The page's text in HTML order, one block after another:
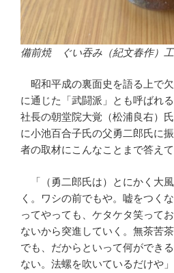
備前焼 ぐい吞み（紀文春作）
昭和平成の裏面史を語る上で
に通じた「武闘派」とも呼ばれ
社長の朝堂院大覚（松浦良右）
に小池百合子氏の父勇二郎氏に
者の取材にこんなことまで答えて
「（勇二郎氏は）とにかく大
く。ワシの前でもや。嘘をつく
ってやっても、ケタケタ笑って
ないから突進していく。無茶苦
でも、だからといって何ができ
ない。法螺を吹いているだけや」